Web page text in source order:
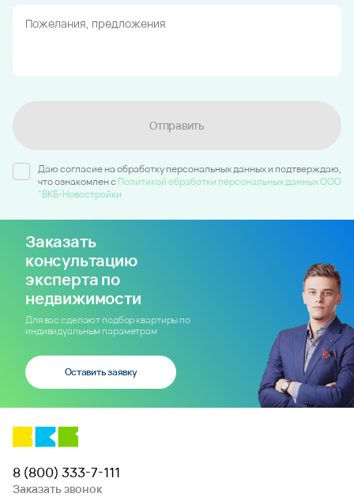
Отправить
Даю согласие на обработку персональных данных и подтверждаю,
что ознакомлен c Политикой обработки персональных данных ООО
"ВКБ-Новостройки
Заказать
консультацию
эксперта по
недвижимости
Для вас сделают подбор квартиры по
индивидуальным параметрам
Оставить заявку
8 (800) 333-7-111
Заказать звонок